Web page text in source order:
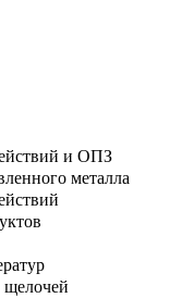
и ОПЗ
металла
щелочей